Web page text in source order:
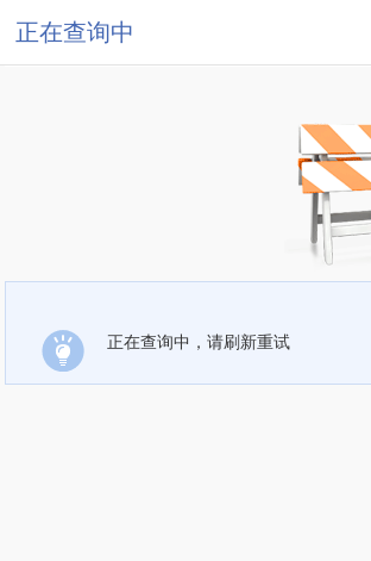
正在查询中
正在查询中，请刷新重试